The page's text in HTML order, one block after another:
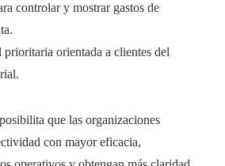
controlar y mostrar gastos de
orientada a clientes del
que las organizaciones
con mayor eficacia,